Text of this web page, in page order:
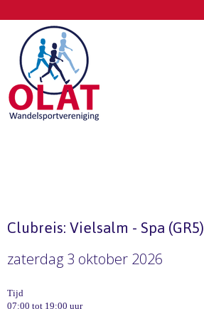
Clubreis: Vielsalm - Spa (GR5)
zaterdag 3 oktober 2026
Tijd
07:00 tot 19:00 uur